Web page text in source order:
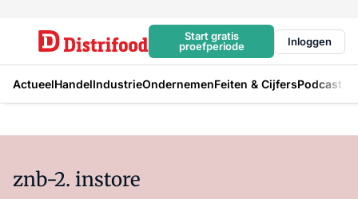
Start gratis
proefperiode
Inloggen
ActueelHandelIndustrieOndernemenFeiten & CijfersPodcast
znb-2. instore